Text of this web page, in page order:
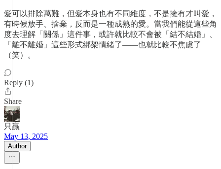
愛可以排除萬難，但愛本身也有不同維度，不是擁有才叫愛，
有時候放手、捨棄，反而是一種成熟的愛。當我們能從這些角
度去理解「關係」這件事，或許就比較不會被「結不結婚」、
「離不離婚」這些形式綁架情緒了——也就比較不焦慮了
（笑）。
Reply (1)
Share
只贏
May 13, 2025
Author